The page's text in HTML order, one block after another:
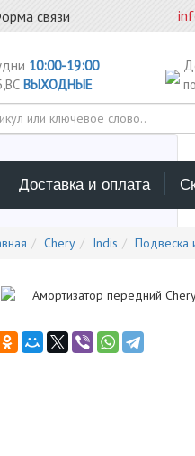
связи
10:00-19:00
ВЫХОДНЫЕ
Выберите каталог поиска
Доставка и оплата
Chery Indis Подвеска